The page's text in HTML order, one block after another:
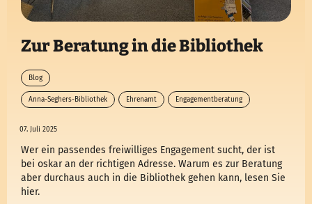
Zur Beratung in die Bibliothek
Blog
Anna-Seghers-Bibliothek Ehrenamt Engagementberatung
07. Juli 2025
Wer ein passendes freiwilliges Engagement sucht, der ist
bei oskar an der richtigen Adresse. Warum es zur Beratung
aber durchaus auch in die Bibliothek gehen kann, lesen Sie
hier.